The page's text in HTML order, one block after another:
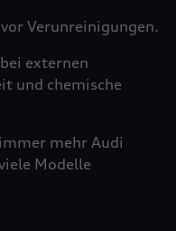
Verunreinigungen.
externen
und chemische
mehr Audi
Modelle